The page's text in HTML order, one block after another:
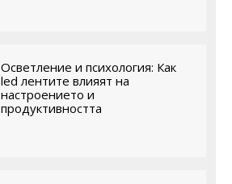
Осветление и психология: Как
led лентите влияят на
настроението и
продуктивността